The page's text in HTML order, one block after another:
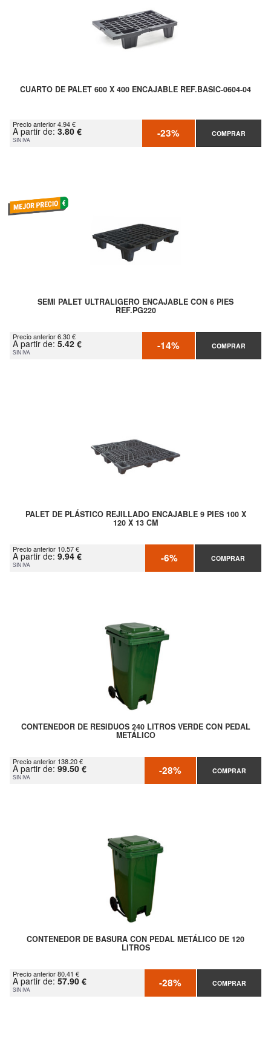
CUARTO DE PALET 600 X 400 ENCAJABLE REF.BASIC-0604-04
Precio anterior 4.94 €
A partir de: 3.80 €
SIN IVA -23% COMPRAR
SEMI PALET ULTRALIGERO ENCAJABLE CON 6 PIES
REF.PG220
Precio anterior 6.30 €
A partir de: 5.42 €
SIN IVA -14% COMPRAR
PALET DE PLÁSTICO REJILLADO ENCAJABLE 9 PIES 100 X
120 X 13 CM
Precio anterior 10.57 €
A partir de: 9.94 €
SIN IVA -6% COMPRAR
CONTENEDOR DE RESIDUOS 240 LITROS VERDE CON PEDAL
METÁLICO
Precio anterior 138.20 €
A partir de: 99.50 €
SIN IVA -28% COMPRAR
CONTENEDOR DE BASURA CON PEDAL METÁLICO DE 120
LITROS
Precio anterior 80.41 €
A partir de: 57.90 €
SIN IVA -28% COMPRAR